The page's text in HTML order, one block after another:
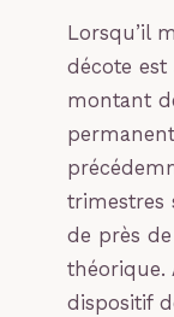
Lorsqu’il
décote
montant
trimestres
de près de
théorique.
dispositif